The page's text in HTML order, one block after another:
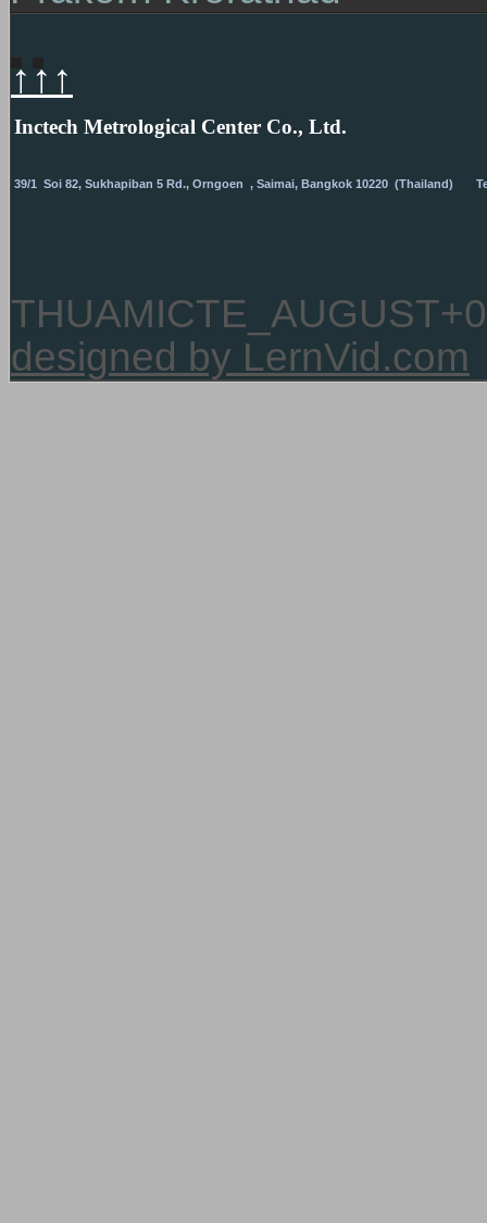
↑↑↑
Inctech Metrological Center Co., Ltd.
39/1 Soi 82, Sukhapiban 5 Rd., Orngoen , Saimai, Bangkok 10220 (Thailand)
designed by LernVid.com